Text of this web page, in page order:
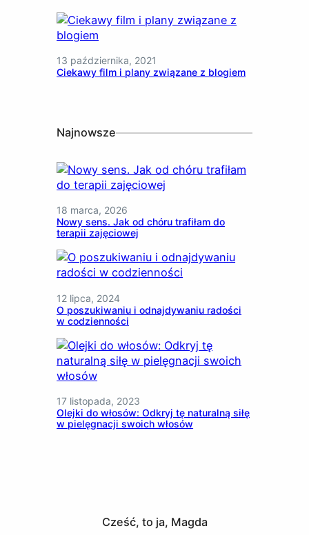
13 października, 2021
Ciekawy film i plany związane z blogiem
Najnowsze
18 marca, 2026
Nowy sens. Jak od chóru trafiłam do
terapii zajęciowej
12 lipca, 2024
O poszukiwaniu i odnajdywaniu radości
w codzienności
17 listopada, 2023
Olejki do włosów: Odkryj tę naturalną siłę
w pielęgnacji swoich włosów
Cześć, to ja, Magda